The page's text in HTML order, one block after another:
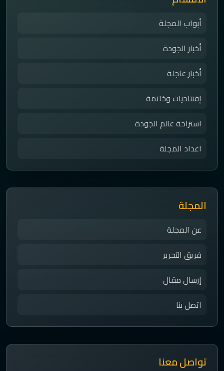
أبواب المجلة
أخبار الجودة
أخبار عاجلة
إفتتاحيات وخاتمة
استراحة عالم الجودة
اعداد المجلة
المجلة
عن المجلة
فريق التحرير
إرسال مقال
اتصل بنا
تواصل معنا